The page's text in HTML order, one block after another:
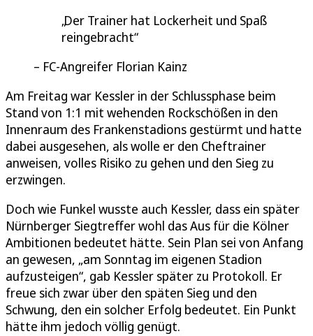
Der Trainer hat Lockerheit und Spaß
reingebracht
FC-Angreifer Florian Kainz
Am Freitag war Kessler in der Schlussphase beim
Stand von 1:1 mit wehenden Rockschößen in den
Innenraum des Frankenstadions gestürmt und hatte
dabei ausgesehen, als wolle er den Cheftrainer
anweisen, volles Risiko zu gehen und den Sieg zu
erzwingen.
Doch wie Funkel wusste auch Kessler, dass ein später
Nürnberger Siegtreffer wohl das Aus für die Kölner
Ambitionen bedeutet hätte. Sein Plan sei von Anfang
an gewesen, „am Sonntag im eigenen Stadion
aufzusteigen“, gab Kessler später zu Protokoll. Er
freue sich zwar über den späten Sieg und den
Schwung, den ein solcher Erfolg bedeutet. Ein Punkt
hätte ihm jedoch völlig genügt.